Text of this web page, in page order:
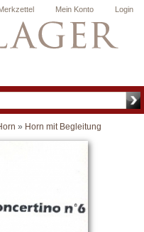
Login
Mein Konto
» Horn mit Begleitung